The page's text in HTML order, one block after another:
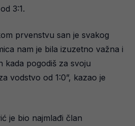
3:1.
prvenstvu san je svakog
nam je bila izuzetno važna i
kada pogodiš za svoju
vodstvo od 1:0”, kazao je
je bio najmlađi član